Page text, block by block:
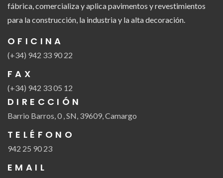
fábrica, comercializa y aplica pavimentos y revestimientos
para la construcción, la industria y la alta decoración.
OFICINA
(+34) 942 33 90 22
FAX
(+34) 942 33 05 12
DIRECCIÓN
Barrio Barros, 0 , SN, 39609, Camargo
TELÉFONO
942 25 90 23
EMAIL